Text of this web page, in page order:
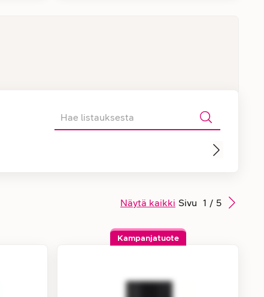
Näytä kaikki Sivu 1 / 5
Kampanjatuote